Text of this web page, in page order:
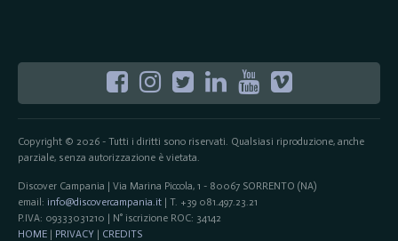
Copyright © 2026 - Tutti i diritti sono riservati. Qualsiasi riproduzione, anche
parziale, senza autorizzazione è vietata.
Discover Campania | Via Marina Piccola, 1 - 80067 SORRENTO (NA)
email: info@discovercampania.it| T. +39 081.497.23.21
P.IVA: 09333031210 | N° iscrizione ROC: 34142
HOME| PRIVACY | CREDITS